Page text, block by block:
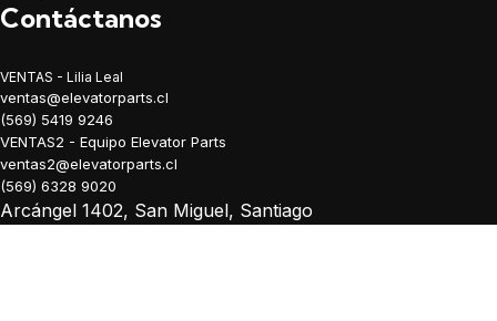
Contáctanos
VENTAS - Lilia Leal
ventas@elevatorparts.cl
(569) 5419 9246
VENTAS2 - Equipo Elevator Parts
ventas2@elevatorparts.cl
(569) 6328 9020
Arcángel 1402, San Miguel, Santiago